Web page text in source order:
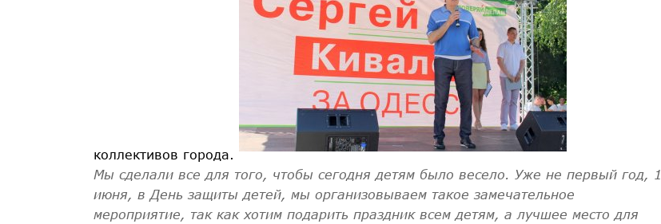
коллективов города.
Мы сделали все для того, чтобы сегодня детям было весело. Уже не первый год, 1
июня, в День защиты детей, мы организовываем такое замечательное
мероприятие, так как хотим подарить праздник всем детям, а лучшее место для